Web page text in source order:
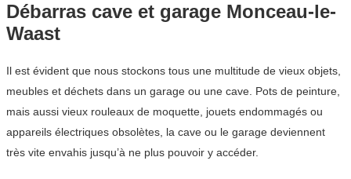
Débarras cave et garage Monceau-le-
Waast
Il est évident que nous stockons tous une multitude de vieux objets,
meubles et déchets dans un garage ou une cave. Pots de peinture,
mais aussi vieux rouleaux de moquette, jouets endommagés ou
appareils électriques obsolètes, la cave ou le garage deviennent
très vite envahis jusqu’à ne plus pouvoir y accéder.